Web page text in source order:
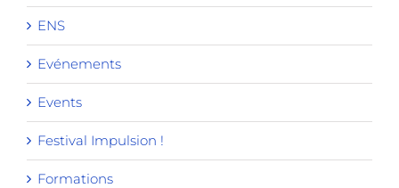
ENS
Evénements
Events
Festival Impulsion !
Formations